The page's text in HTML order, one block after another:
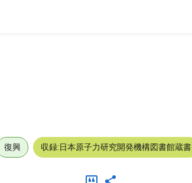
復興 収録:日本原子力研究開発機構図書館蔵書